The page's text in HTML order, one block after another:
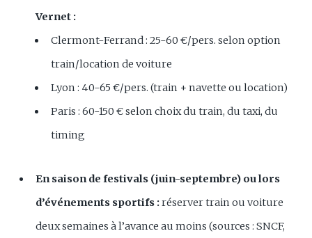
Vernet :
Clermont-Ferrand : 25-60 €/pers. selon option
train/location de voiture
Lyon : 40-65 €/pers. (train + navette ou location)
Paris : 60-150 € selon choix du train, du taxi, du
timing
En saison de festivals (juin-septembre) ou lors
d’événements sportifs :réserver train ou voiture
deux semaines à l’avance au moins (sources : SNCF,